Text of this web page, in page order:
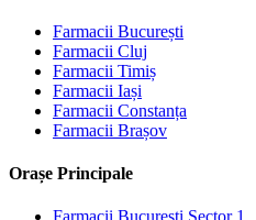
Farmacii București
Farmacii Cluj
Farmacii Timiș
Farmacii Iași
Farmacii Constanța
Farmacii Brașov
Orașe Principale